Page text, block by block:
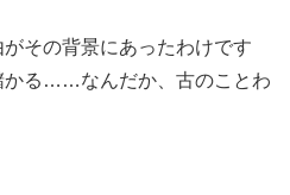
その背景にあったわけです
る……なんだか、古のことわ